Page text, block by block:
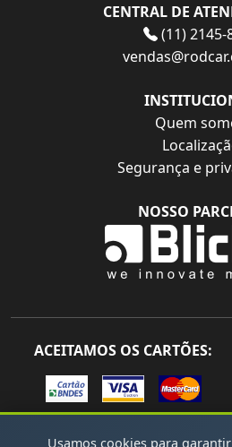
CENTRAL DE
(11) 2145-
Quem
Segurança e
NOSSO
ACEITAMOS OS CARTÕES:
Usamos cookies para